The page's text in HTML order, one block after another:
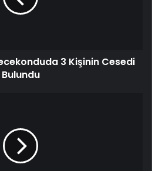
3 Kişinin Cesedi
Bulundu